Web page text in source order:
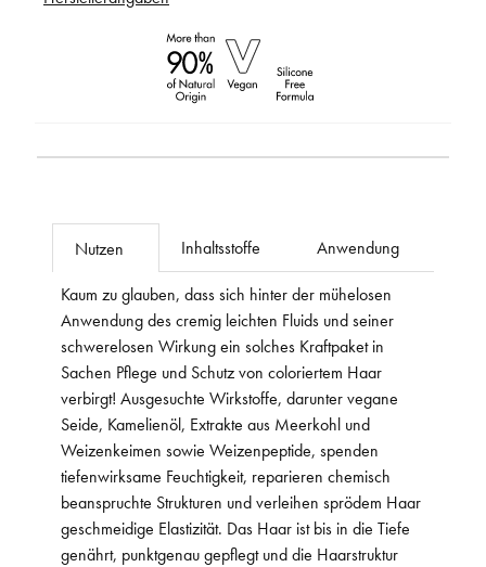
Nutzen Inhaltsstoffe Anwendung
Kaum zu glauben, dass sich hinter der mühelosen
Anwendung des cremig leichten Fluids und seiner
schwerelosen Wirkung ein solches Kraftpaket in
Sachen Pflege und Schutz von coloriertem Haar
verbirgt! Ausgesuchte Wirkstoffe, darunter vegane
Seide, Kamelienöl, Extrakte aus Meerkohl und
Weizenkeimen sowie Weizenpeptide, spenden
tiefenwirksame Feuchtigkeit, reparieren chemisch
beanspruchte Strukturen und verleihen sprödem Haar
geschmeidige Elastizität. Das Haar ist bis in die Tiefe
genährt, punktgenau gepflegt und die Haarstruktur